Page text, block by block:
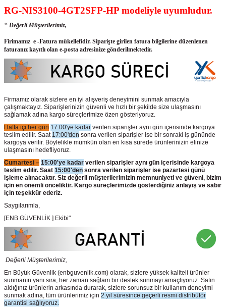
RG-NIS3100-4GT2SFP-HP modeliyle uyumludur.
‘‘ Değerli Müşterilerimiz,
Firimamız e -Fatura mükellefidir. Siparişte girilen fatura bilgilerine düzenlenen
faturanız kayıtlı olan e-posta adresinize gönderilmektedir.
Firmamız olarak sizlere en iyi alışveriş deneyimini sunmak amacıyla
çalışmaktayız. Siparişlerinizin güvenli ve hızlı bir şekilde size ulaşmasını
sağlamak adına kargo süreçlerimize özen gösteriyoruz.
Hafta içi her gün 17:00'ye kadar verilen siparişler aynı gün içerisinde kargoya
teslim edilir. Saat 17:00'den sonra verilen siparişler ise bir sonraki iş gününde
kargoya verilir. Böylelikle mümkün olan en kısa sürede ürünlerinizin elinize
ulaşmasını hedefliyoruz.
Cumartesi – 15:00'ye kadar verilen siparişler aynı gün içerisinde kargoya
teslim edilir. Saat 15:00'den sonra verilen siparişler ise pazartesi günü
işleme alınacaktır. Siz değerli müşterilerimizin memnuniyeti ve güveni, bizim
için en önemli önceliktir. Kargo süreçlerimizde gösterdiğiniz anlayış ve sabır
için teşekkür ederiz.
Saygılarımla,
[ENB GÜVENLİK ] Ekibi"
Değerli Müşterilerimiz,
En Büyük Güvenlik (enbguvenlik.com) olarak, sizlere yüksek kaliteli ürünler
sunmanın yanı sıra, her zaman sağlam bir destek sunmayı amaçlıyoruz. Satın
aldığınız ürünlerin arkasında durarak, sizlere sorunsuz bir kullanım deneyimi
sunmak adına, tüm ürünlerimiz için 2 yıl süresince geçerli resmi distribütör
garantisi sağlıyoruz.